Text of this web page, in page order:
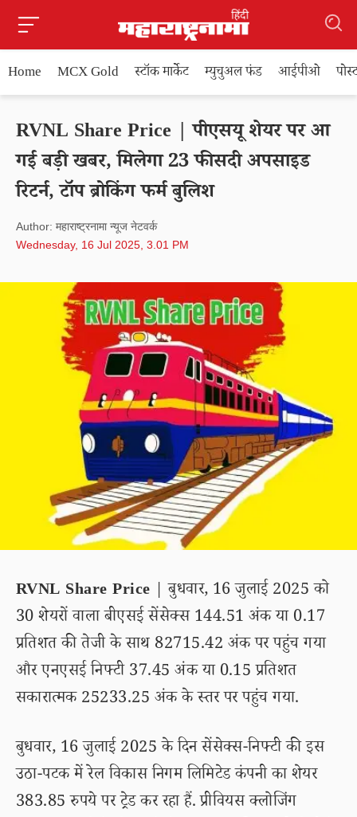
Home MCX Gold स्टॉक मार्केट म्युचुअल फंड आईपीओ
RVNL Share Price | पीएसयू शेयर पर आ
गई बड़ी खबर, मिलेगा 23 फीसदी अपसाइड
रिटर्न, टॉप ब्रोकिंग फर्म बुलिश
Author: महाराष्ट्रनामा न्यूज नेटवर्क
Wednesday, 16 Jul 2025, 3.01 PM
RVNL Share Price | बुधवार, 16 जुलाई 2025 को
30 शेयरों वाला बीएसई सेंसेक्स 144.51 अंक या 0.17
प्रतिशत की तेजी के साथ 82715.42 अंक पर पहुंच गया
और एनएसई निफ्टी 37.45 अंक या 0.15 प्रतिशत
सकारात्मक 25233.25 अंक के स्तर पर पहुंच गया.
बुधवार, 16 जुलाई 2025 के दिन सेंसेक्स-निफ्टी की इस
उठा-पटक में रेल विकास निगम लिमिटेड कंपनी का शेयर
383.85 रुपये पर ट्रेड कर रहा हैं. प्रीवियस क्लोजिंग